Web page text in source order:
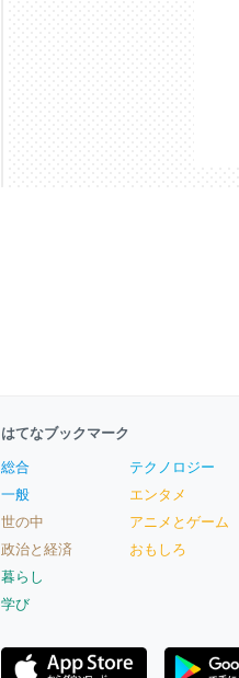
はてなブックマーク
総合
一般
世の中
政治と経済
暮らし
学び
テクノロジー
エンタメ
アニメとゲーム
おもしろ